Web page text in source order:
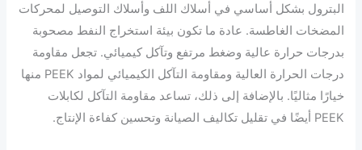
البترول بشكل أساسي في أسلاك اللف وأسلاك التوصيل لمحركات
المضخات الغاطسة. عادة ما تكون بيئة استخراج النفط مصحوبة
بدرجات حرارة عالية وضغط مرتفع وتآكل كيميائي. تجعل مقاومة
درجات الحرارة العالية ومقاومة التآكل الكيميائي لمواد PEEK منها
خيارًا مثاليًا. بالإضافة إلى ذلك، تساعد مقاومة التآكل لكابلات
PEEK أيضًا في تقليل تكاليف الصيانة وتحسين كفاءة الإنتاج.